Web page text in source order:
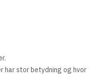
har stor betydning og hvor